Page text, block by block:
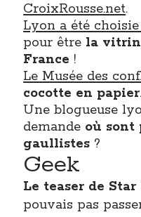
Commentaires récents
Entretien ménager dans T’as
JF
C’était pas mieux
littlecelt dans
Comment j’ai
Anthony dans
Comment j’ai
Renaud Ducher
personnelle
On parle de quoi ?
A Lyon
Bon plan du dimanche
CroixRousse.net.
Lyon a été
pour être la
France !
Le Musée des
cocotte en papier
Une blogueuse
demande où sont
gaullistes ?
Geek
Le teaser de
pouvais pas